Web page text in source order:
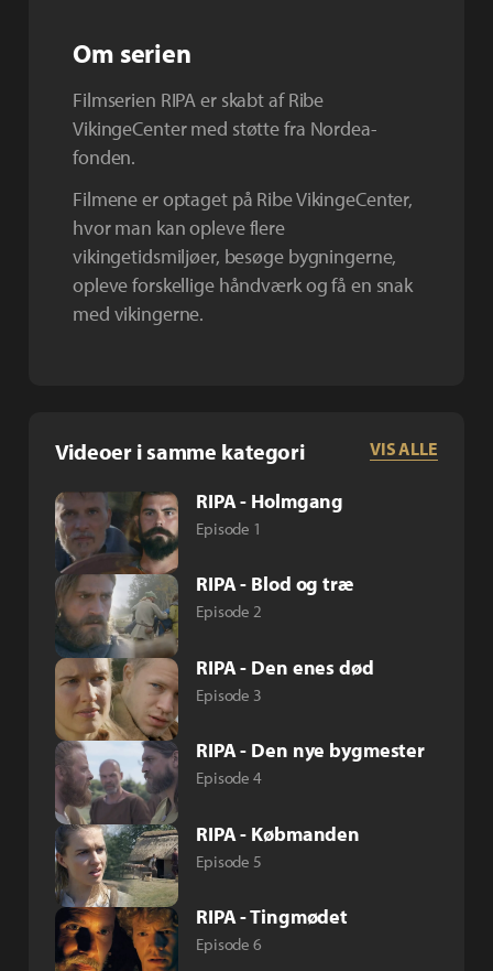
Om serien
Filmserien RIPA er skabt af Ribe
VikingeCenter med støtte fra Nordea-
fonden.
Filmene er optaget på Ribe VikingeCenter,
hvor man kan opleve flere
vikingetidsmiljøer, besøge bygningerne,
opleve forskellige håndværk og få en snak
med vikingerne.
Videoer i samme kategori VIS ALLE
RIPA - Holmgang
Episode 1
RIPA - Blod og træ
Episode 2
RIPA - Den enes død
Episode 3
RIPA - Den nye bygmester
Episode 4
RIPA - Købmanden
Episode 5
RIPA - Tingmødet
Episode 6